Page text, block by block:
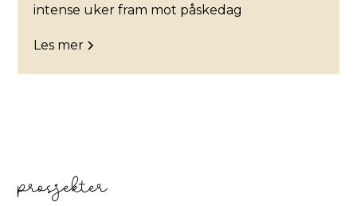
intense uker fram mot påskedag
Les mer
prosjekter